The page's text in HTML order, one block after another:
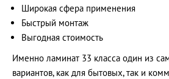
Широкая сфера применения
Быстрый монтаж
Выгодная стоимость
Именно ламинат 33 класса один из
вариантов, как для бытовых, так и